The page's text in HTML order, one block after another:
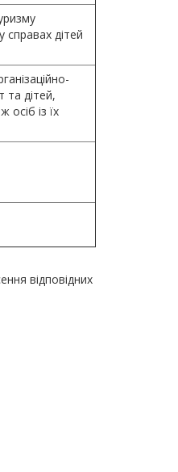
справах дітей
та дітей,
осіб із їх
відповідних